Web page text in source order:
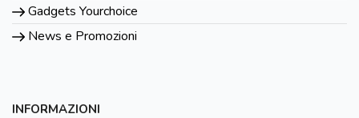
Gadgets Yourchoice
News e Promozioni
INFORMAZIONI